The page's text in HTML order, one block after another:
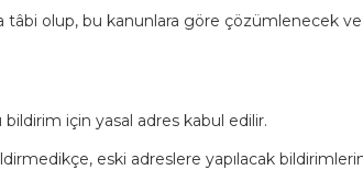
tâbi olup, bu kanunlara göre çözümlenecek
için yasal adres kabul edilir.
eski adreslere yapılacak